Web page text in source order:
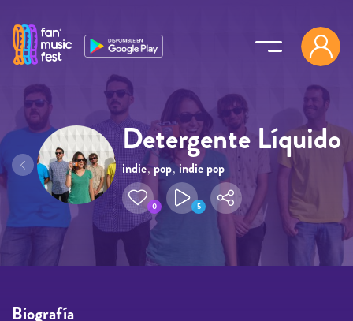
Detergente Líquido
indie,pop,indie pop
0 5
Biografía